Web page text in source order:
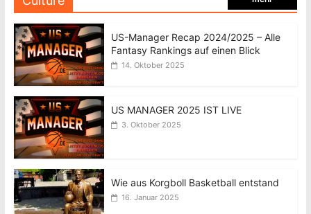
US-Manager Recap 2024/2025 – Alle
Fantasy Rankings auf einen Blick
14. Oktober 2025
US MANAGER 2025 IST LIVE
3. Oktober 2025
Wie aus Korgboll Basketball entstand
16. Januar 2025